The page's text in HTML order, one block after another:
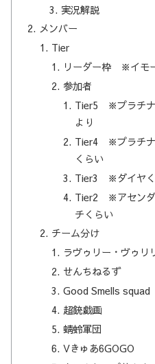
実況解説
メンバー
Tier
リーダー枠 ※イモ
参加者
Tier5 ※プラチナ
より
Tier4 ※プラチナ
くらい
Tier3 ※ダイヤ
Tier2 ※アセンダ
チくらい
チーム分け
ラヴゥリー・ヴゥリ
せんちねるず
Good Smells squad
超銃戯画
蜻蛉軍団
Vきゅあ6GOGO